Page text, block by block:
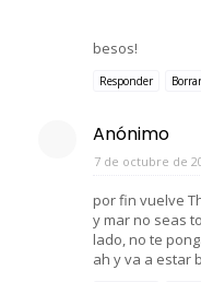
besos!
Responder Borrar
Anónimo
7 de octubre de
por fin vuelve
y mar no seas
lado, no te
ah y va a estar